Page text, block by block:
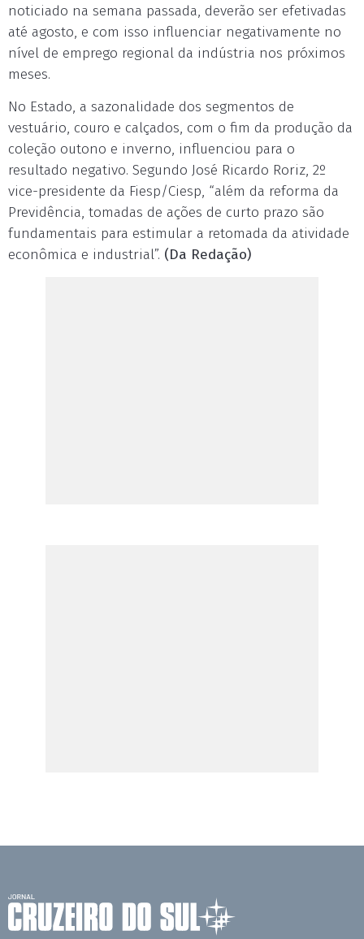
noticiado na semana passada, deverão ser efetivadas
até agosto, e com isso influenciar negativamente no
nível de emprego regional da indústria nos próximos
meses.
No Estado, a sazonalidade dos segmentos de
vestuário, couro e calçados, com o fim da produção da
coleção outono e inverno, influenciou para o
resultado negativo. Segundo José Ricardo Roriz, 2º
vice-presidente da Fiesp/Ciesp, “além da reforma da
Previdência, tomadas de ações de curto prazo são
fundamentais para estimular a retomada da atividade
econômica e industrial”. (Da Redação)